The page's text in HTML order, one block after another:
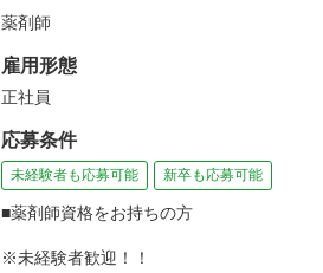
薬剤師
雇用形態
正社員
応募条件
未経験者も応募可能 新卒も応募可能
■薬剤師資格をお持ちの方
※未経験者歓迎！！